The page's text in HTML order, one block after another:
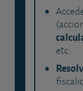
etc.